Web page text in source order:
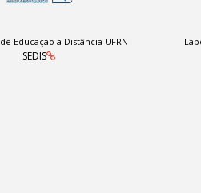
Educação a Distância UFRN
SEDIS